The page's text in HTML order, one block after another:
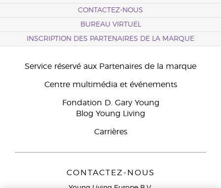
CONTACTEZ-NOUS
BUREAU VIRTUEL
INSCRIPTION DES PARTENAIRES DE LA MARQUE
Service réservé aux Partenaires de la marque
Centre multimédia et événements
Fondation D. Gary Young
Blog Young Living
Carrières
CONTACTEZ-NOUS